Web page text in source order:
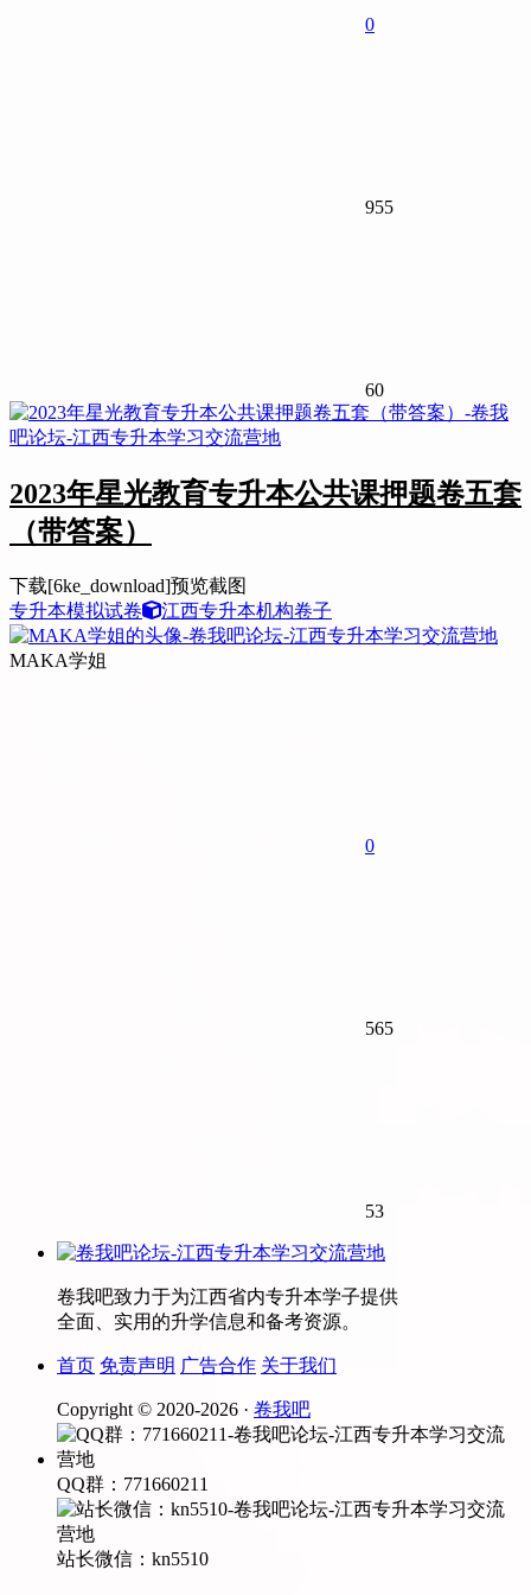
0
955
60
2023年星光教育专升本公共课押题卷五套
（带答案）
下载[6ke_download]预览截图
专升本模拟试卷 江西专升本机构卷子
MAKA学姐
0
565
53
卷我吧致力于为江西省内专升本学子提供
全面、实用的升学信息和备考资源。
首页 免责声明 广告合作 关于我们
Copyright © 2020-2026 · 卷我吧
QQ群：771660211
站长微信：kn5510